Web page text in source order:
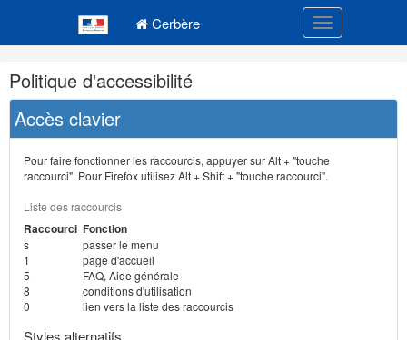
Cerbère Toggle
Navigation
et
outils
annexes
Politique d'accessibilité
Accès clavier
Pour faire fonctionner les raccourcis, appuyer sur Alt + "touche
raccourci". Pour Firefox utilisez Alt + Shift + "touche raccourci".
Liste des raccourcis
Raccourci Fonction
s
passer le menu
1
page d'accueil
5
FAQ, Aide générale
8
conditions d'utilisation
0
lien vers la liste des raccourcis
Styles alternatifs